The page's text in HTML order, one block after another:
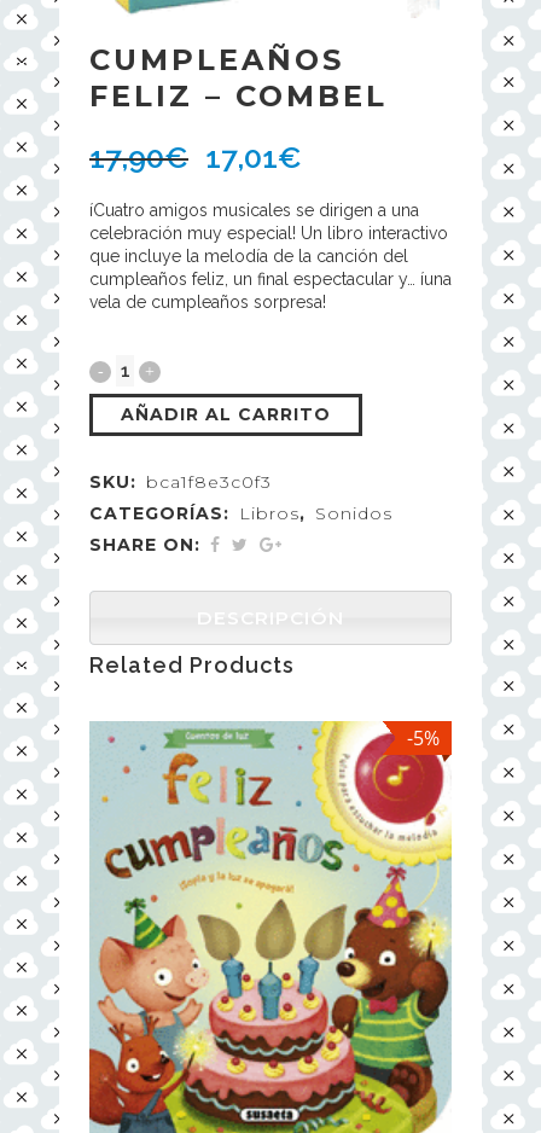
CUMPLEAÑOS
FELIZ – COMBEL
17,90€ 17,01€
íCuatro amigos musicales se dirigen a una
celebración muy especial! Un libro interactivo
que incluye la melodía de la canción del
cumpleaños feliz, un final espectacular y… íuna
vela de cumpleaños sorpresa!
AÑADIR AL CARRITO
SKU: bca1f8e3c0f3
CATEGORÍAS:
Libros, Sonidos
SHARE ON:
DESCRIPCIÓN
Related Products
-5%